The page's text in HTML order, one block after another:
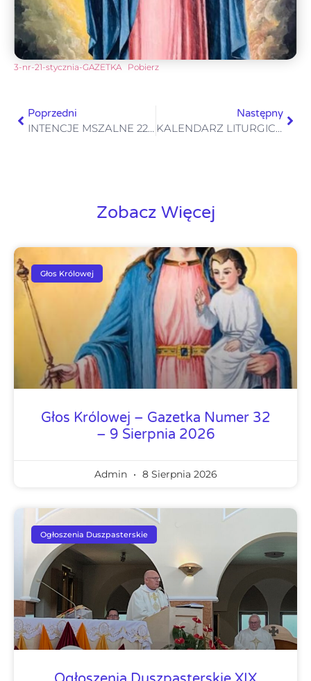
3-nr-21-stycznia-GAZETKA Pobierz
Poprzedni
INTENCJE MSZALNE 22-28.01.2024
Następny
KALENDARZ LITURGICZNY 29.01-03.02.2024
Zobacz Więcej
Głos Królowej
Głos Królowej – Gazetka Numer 32
– 9 Sierpnia 2026
Admin 8 Sierpnia 2026
Ogłoszenia Duszpasterskie